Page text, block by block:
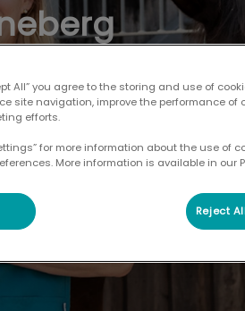
All” you agree to the storing and use of
site navigation, improve the performance of
efforts.
for more information about the use of
More information is available in our
Reject